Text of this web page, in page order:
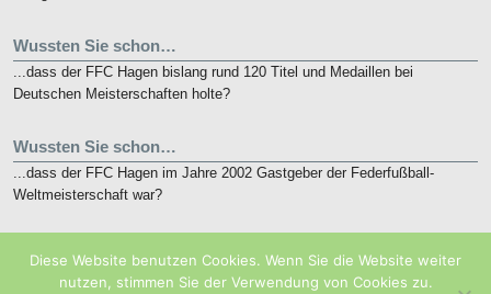
Wussten Sie schon…
...dass der FFC Hagen bislang rund 120 Titel und Medaillen bei
Deutschen Meisterschaften holte?
Wussten Sie schon…
...dass der FFC Hagen im Jahre 2002 Gastgeber der Federfußball-
Weltmeisterschaft war?
Die nunmehr 10. French Open finden vom 19. bis 21. Mai 2018 in
Diese Website benutzen Cookies. Wenn Sie die Website weiter
nutzen, stimmen Sie der Verwendung von Cookies zu.